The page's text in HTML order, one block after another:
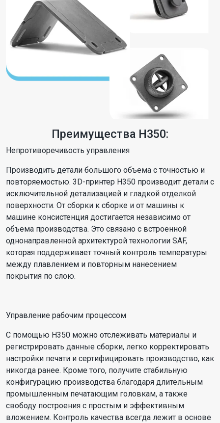
Преимущества H350:
Непротиворечивость управления
Производить детали большого объема с точностью и
повторяемостью. 3D-принтер H350 производит детали с
исключительной детализацией и гладкой отделкой
поверхности. От сборки к сборке и от машины к
машине консистенция достигается независимо от
объема производства. Это связано с встроенной
однонаправленной архитектурой технологии SAF,
которая поддерживает точный контроль температуры
между плавлением и повторным нанесением
покрытия по слою.
Управление рабочим процессом
С помощью H350 можно отслеживать материалы и
регистрировать данные сборки, легко корректировать
настройки печати и сертифицировать производство, как
никогда ранее. Кроме того, получите стабильную
конфигурацию производства благодаря длительным
промышленным печатающим головкам, а также
свободу построения с простым и эффективным
вложением. Контроль качества всегда лежит в основе